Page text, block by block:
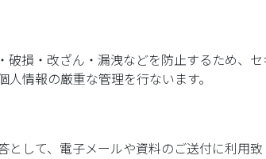
損・改ざん・漏洩などを防止するため、セ
情報の厳重な管理を行ないます。
して、電子メールや資料のご送付に利用致